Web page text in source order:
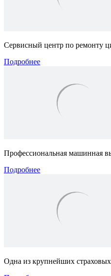
Сервисный центр по ремонту
Подробнее
Профессиональная машинная
Подробнее
Одна из крупнейших